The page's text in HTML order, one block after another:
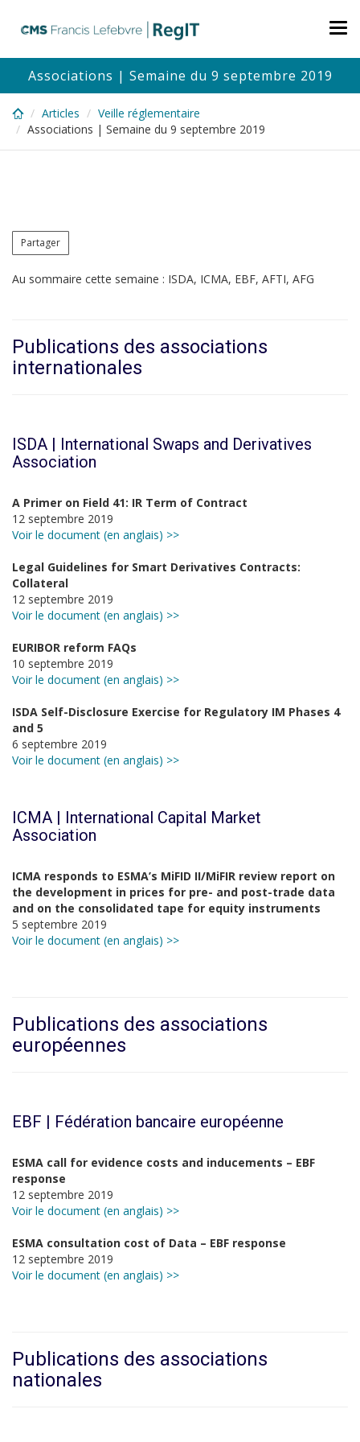
content
Associations | Semaine du 9 septembre 2019
Articles
Veille réglementaire
Associations | Semaine du 9 septembre 2019
Partager
Au sommaire cette semaine : ISDA, ICMA, EBF, AFTI, AFG
Publications des associations
internationales
ISDA | International Swaps and Derivatives
Association
A Primer on Field 41: IR Term of Contract
12 septembre 2019
Voir le document (en anglais) >>
Legal Guidelines for Smart Derivatives Contracts:
Collateral
12 septembre 2019
Voir le document (en anglais) >>
EURIBOR reform FAQs
10 septembre 2019
Voir le document (en anglais) >>
ISDA Self-Disclosure Exercise for Regulatory IM Phases 4
and 5
6 septembre 2019
Voir le document (en anglais) >>
ICMA | International Capital Market
Association
ICMA responds to ESMA’s MiFID II/MiFIR review report on
the development in prices for pre- and post-trade data
and on the consolidated tape for equity instruments
5 septembre 2019
Voir le document (en anglais) >>
Publications des associations
européennes
EBF | Fédération bancaire européenne
ESMA call for evidence costs and inducements – EBF
response
12 septembre 2019
Voir le document (en anglais) >>
ESMA consultation cost of Data – EBF response
12 septembre 2019
Voir le document (en anglais) >>
Publications des associations
nationales